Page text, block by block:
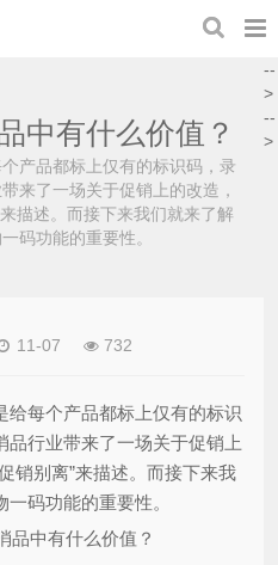
中有什么价值？
产品都标上仅有的标识码，录
来了一场关于促销上的改造，
描述。而接下来我们就来了解
码功能的重要性。
11-07 732
每个产品都标上仅有的标识
行业带来了一场关于促销上
销别离”来描述。而接下来我
码功能的重要性。
--
>
--
>